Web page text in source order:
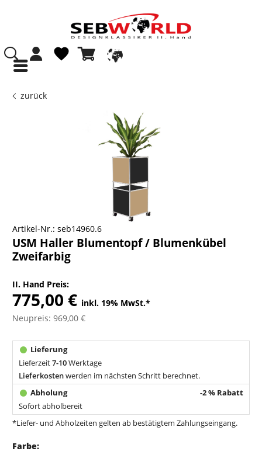
zurück
Artikel-Nr.: seb14960.6
USM Haller Blumentopf / Blumenkübel
Zweifarbig
II. Hand Preis:
775,00 € inkl. 19% MwSt.*
Neupreis: 969,00 €
Lieferzeit7-10Werktage
Lieferkostenwerden im nächsten Schritt berechnet.
-2 % Rabatt
Sofort abholbereit
*Liefer- und Abholzeiten gelten ab bestätigtem Zahlungseingang.
Farbe: